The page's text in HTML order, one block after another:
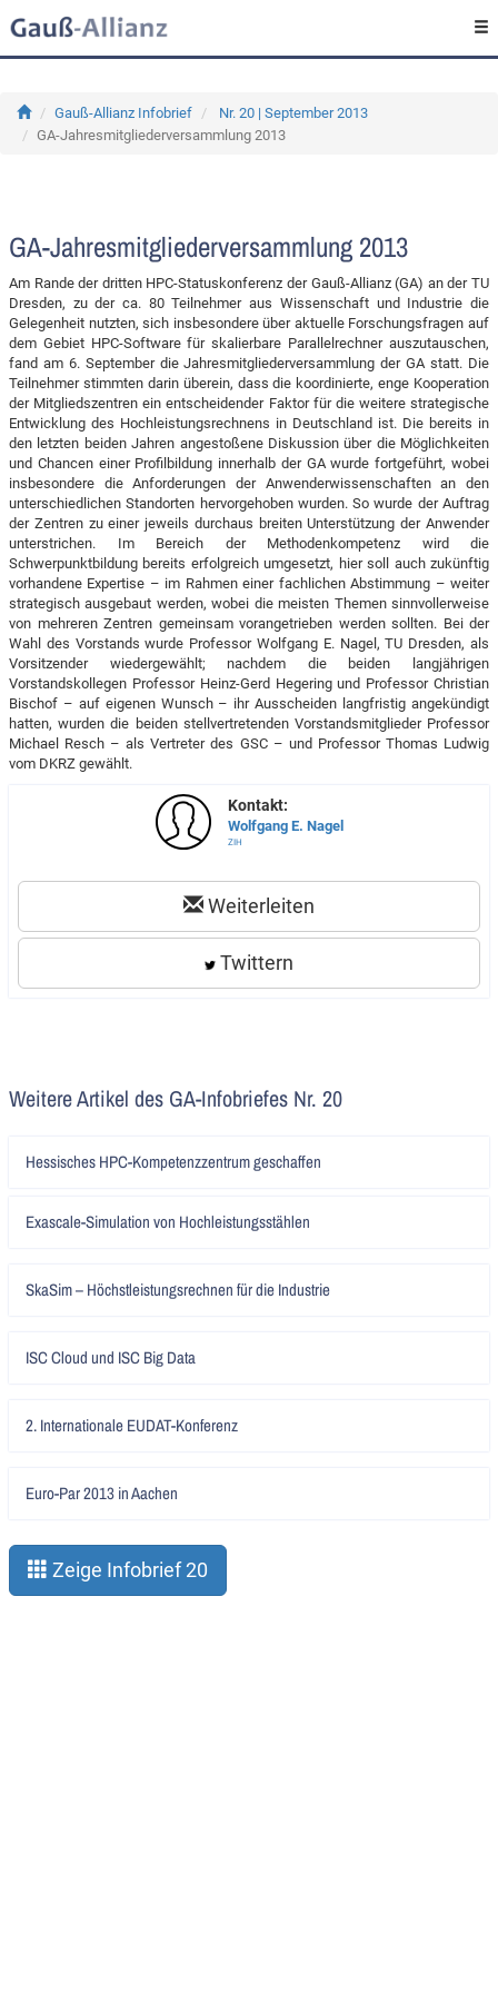
Gauß-Allianz Infobrief
Nr. 20 | September 2013
GA-Jahresmitgliederversammlung 2013
GA-Jahresmitgliederversammlung 2013
Am Rande der dritten HPC-Statuskonferenz der Gauß-Allianz (GA) an der TU
Dresden, zu der ca. 80 Teilnehmer aus Wissenschaft und Industrie die
Gelegenheit nutzten, sich insbesondere über aktuelle Forschungsfragen auf
dem Gebiet HPC-Software für skalierbare Parallelrechner auszutauschen,
fand am 6. September die Jahresmitgliederversammlung der GA statt. Die
Teilnehmer stimmten darin überein, dass die koordinierte, enge Kooperation
der Mitgliedszentren ein entscheidender Faktor für die weitere strategische
Entwicklung des Hochleistungsrechnens in Deutschland ist. Die bereits in
den letzten beiden Jahren angestoßene Diskussion über die Möglichkeiten
und Chancen einer Profilbildung innerhalb der GA wurde fortgeführt, wobei
insbesondere die Anforderungen der Anwenderwissenschaften an den
unterschiedlichen Standorten hervorgehoben wurden. So wurde der Auftrag
der Zentren zu einer jeweils durchaus breiten Unterstützung der Anwender
unterstrichen. Im Bereich der Methodenkompetenz wird die
Schwerpunktbildung bereits erfolgreich umgesetzt, hier soll auch zukünftig
vorhandene Expertise – im Rahmen einer fachlichen Abstimmung – weiter
strategisch ausgebaut werden, wobei die meisten Themen sinnvollerweise
von mehreren Zentren gemeinsam vorangetrieben werden sollten. Bei der
Wahl des Vorstands wurde Professor Wolfgang E. Nagel, TU Dresden, als
Vorsitzender wiedergewählt; nachdem die beiden langjährigen
Vorstandskollegen Professor Heinz-Gerd Hegering und Professor Christian
Bischof – auf eigenen Wunsch – ihr Ausscheiden langfristig angekündigt
hatten, wurden die beiden stellvertretenden Vorstandsmitglieder Professor
Michael Resch – als Vertreter des GSC – und Professor Thomas Ludwig
vom DKRZ gewählt.
Kontakt:
Wolfgang E. Nagel
ZIH
Weiterleiten
Twittern
Weitere Artikel des GA-Infobriefes Nr. 20
Hessisches HPC-Kompetenzzentrum geschaffen
Exascale-Simulation von Hochleistungsstählen
SkaSim – Höchstleistungsrechnen für die Industrie
ISC Cloud und ISC Big Data
2. Internationale EUDAT-Konferenz
Euro-Par 2013 in Aachen
Zeige Infobrief 20